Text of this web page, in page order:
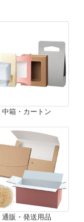
中箱・カートン
通販・発送用品